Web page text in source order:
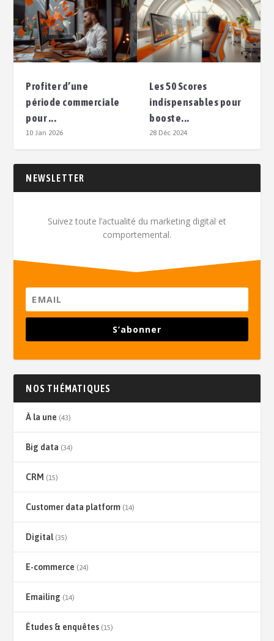
Profiter d’une
période commerciale
pour ...
10 Jan 2026
Les 50 Scores
indispensables pour
booste...
28 Déc 2024
NEWSLETTER
Suivez toute l’actualité du marketing digital et
comportemental.
S’abonner
NOS THÉMATIQUES
À la une (43)
Big data (34)
CRM (15)
Customer data platform (14)
Digital(35)
E-commerce (24)
Emailing (14)
Études & enquêtes (15)